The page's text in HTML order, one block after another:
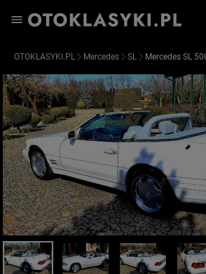
OTOKLASYKI.PL Mercedes SL Mercedes SL